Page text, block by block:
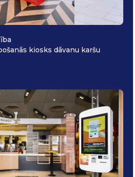
kiosks dāvanu karšu